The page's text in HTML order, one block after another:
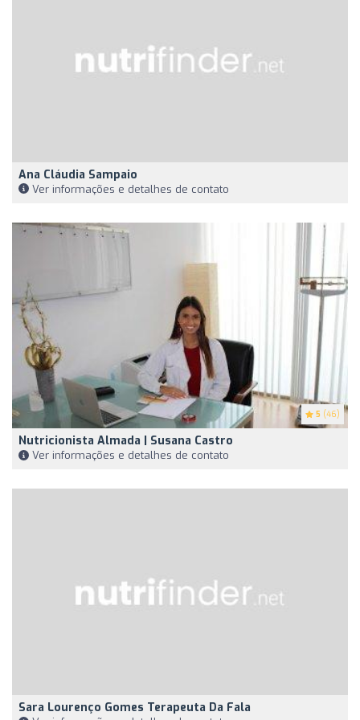
Ana Cláudia Sampaio
Ver informações e detalhes de contato
5 (46)
Nutricionista Almada | Susana Castro
Ver informações e detalhes de contato
Sara Lourenço Gomes Terapeuta Da Fala